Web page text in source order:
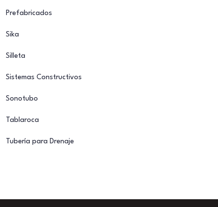
Prefabricados
Sika
Silleta
Sistemas Constructivos
Sonotubo
Tablaroca
Tubería para Drenaje